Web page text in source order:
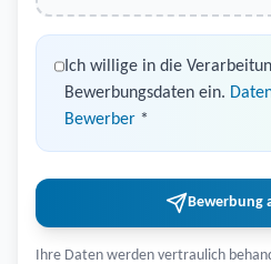
Ich willige in die
Bewerbungsdaten ein.
Bewerber *
Bewerbung
Ihre Daten werden vertraulich